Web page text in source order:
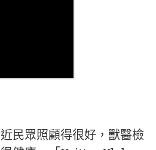
民眾照顧得很好，獸醫檢